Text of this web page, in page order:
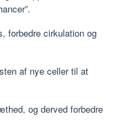
forbedre cirkulation og
af ​​nye celler til at
og derved forbedre